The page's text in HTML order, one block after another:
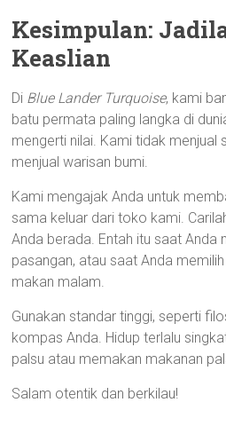
Kesimpulan:
Keaslian
Di Blue Lander Turquoise, kami
batu permata paling langka di
mengerti nilai. Kami tidak menjual
menjual warisan bumi.
Kami mengajak Anda untuk
sama keluar dari toko kami.
Anda berada. Entah itu saat Anda
pasangan, atau saat Anda
makan malam.
Gunakan standar tinggi, seperti
kompas Anda. Hidup terlalu
palsu atau memakan makanan
Salam otentik dan berkilau!